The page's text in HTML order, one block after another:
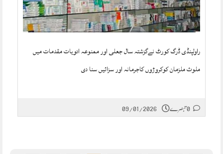
راولپنڈی ڈرگ کورٹ نےگزشتہ سال جعلی اور ممنوعہ ادویات مقدمات میں
ملوث ملزمان کوکروڑوں کاجرمانہ اور سزائیں سنا دی
09/01/2026